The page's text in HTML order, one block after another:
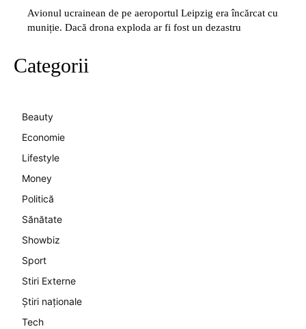
Avionul ucrainean de pe aeroportul Leipzig era încărcat cu
muniție. Dacă drona exploda ar fi fost un dezastru
Categorii
Beauty
Economie
Lifestyle
Money
Politică
Sănătate
Showbiz
Sport
Stiri Externe
Știri naționale
Tech